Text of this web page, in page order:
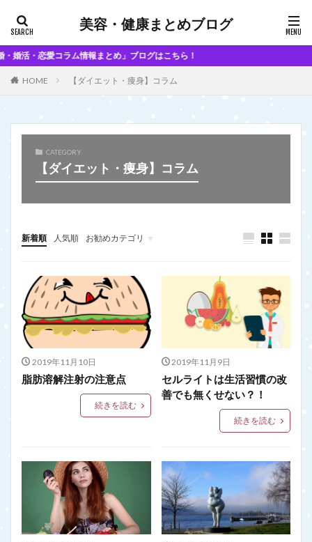
美容・健康まとめブログ
恋愛コラム情報まとめ」ブログはこちら！
HOME 【ダイエット・痩身】コラム
CATEGORY
【ダイエット・痩身】コラム
新着順 人気順 お勧めカテゴリ
その他
2019年11月10日
脂肪溶解注射の注意点
続きを読む
2019年11月9日
セルライトは生活習慣の改
善でも無くせない？！
続きを読む